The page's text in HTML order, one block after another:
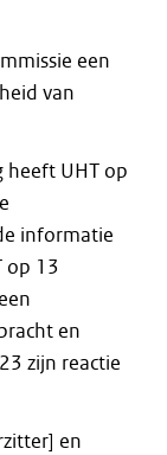
een
van
heeft UHT op
informatie
op 13
en
zijn reactie
en